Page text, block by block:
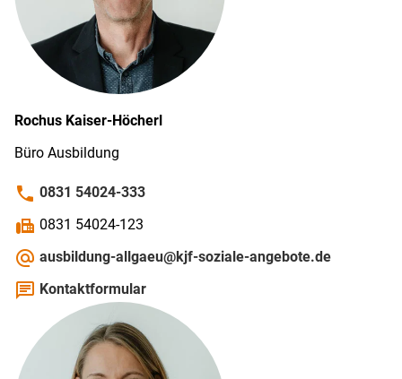
Rochus Kaiser-Höcherl
Büro Ausbildung
phone 0831 54024-333
fax 0831 54024-123
alternate_email ausbildung-allgaeu@kjf-soziale-angebote.de
chat Kontaktformular